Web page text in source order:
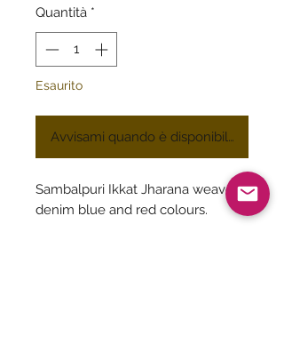
Quantità *
Esaurito
Avvisami quando è disponibile
Sambalpuri Ikkat Jharana weave in
denim blue and red colours.